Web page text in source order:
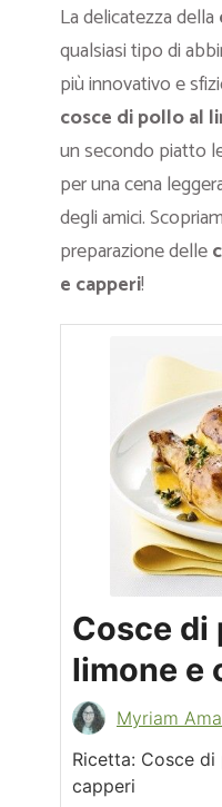
La delicatezza della
qualsiasi tipo di
più innovativo e
cosce di pollo al
un secondo piatto
per una cena
degli amici.
preparazione delle
e capperi!
Cosce di
limone e
Myriam
Ricetta: Cosce
capperi